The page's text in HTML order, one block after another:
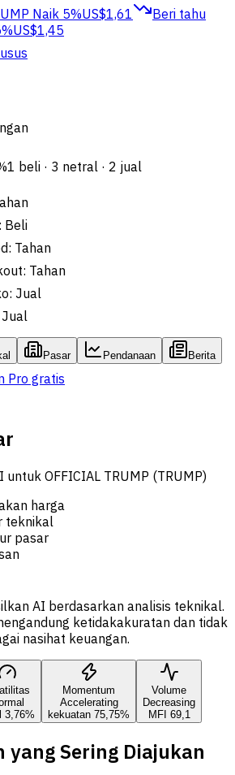
Naik 5%US$1,61
Beri tahu
US$1,45
1 beli · 3 netral · 2 jual
: Beli
: Tahan
: Tahan
: Jual
Jual
Pasar Pendanaan Berita
Pro gratis
OFFICIAL TRUMP (TRUMP)
harga
teknikal
pasar
AI berdasarkan analisis teknikal.
ketidakakuratan dan tidak
nasihat keuangan.
3,76%
Momentum
Accelerating
kekuatan 75,75%
Volume
Decreasing
MFI 69,1
yang Sering Diajukan